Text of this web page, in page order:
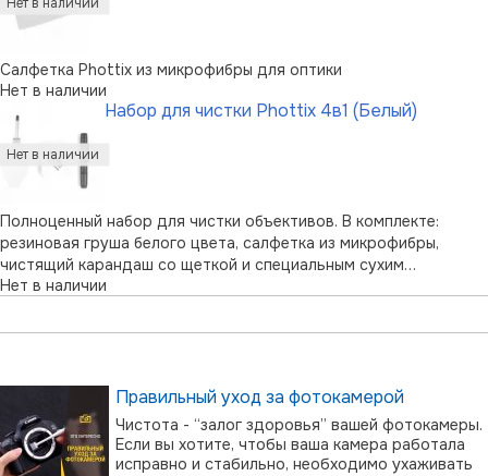
Салфетка Phottix из микрофибры для оптики
Нет в наличии
Набор для чистки Phottix 4в1 (Белый)
Полноценный набор для чистки объективов. В комплекте:
резиновая груша белого цвета, салфетка из микрофибры,
чистящий карандаш со щеткой и специальным сухим
веществом для удаления отпечатков пальцев с объектива.
Нет в наличии
Правильный уход за фотокамерой
Чистота - “залог здоровья” вашей фотокамеры.
Если вы хотите, чтобы ваша камера работала
исправно и стабильно, необходимо ухаживать